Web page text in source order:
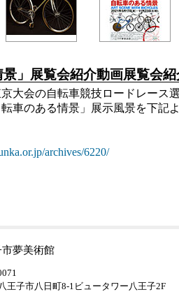
景」展覧会紹介動画展覧会
大会の自転車競技ロードレース
車のある情景」展示風景を下記
archives/6220/
市夢美術館
王子市八日町8-1ビュータワー八王子2F